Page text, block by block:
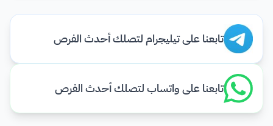
تابعنا على تيليجرام لتصلك أحدث الفرص
تابعنا على واتساب لتصلك أحدث الفرص